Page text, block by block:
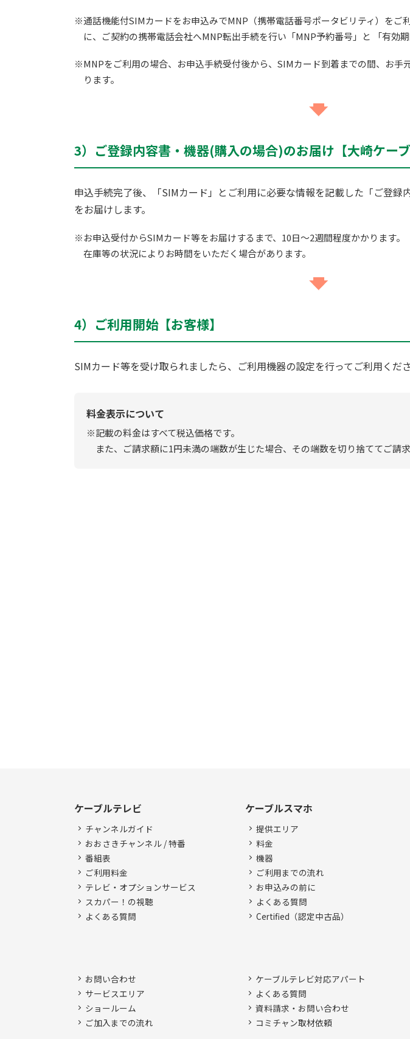
※通話機能付SIMカードをお申込みでMNP（携帯電話番号ポータビリティ）をご
に、ご契約の携帯電話会社へMNP転出手続を行い「MNP予約番号」と 「有効
※MNPをご利用の場合、お申込手続受付後から、SIMカード到着までの間、お手
ります。
3）ご登録内容書・機器(購入の場合)のお届け【大崎ケー
申込手続完了後、「SIMカード」とご利用に必要な情報を記載した「ご登録
をお届けします。
※お申込受付からSIMカード等をお届けするまで、10日～2週間程度かかります。
在庫等の状況によりお時間をいただく場合があります。
4）ご利用開始【お客様】
SIMカード等を受け取られましたら、ご利用機器の設定を行ってご利用くださ
料金表示について
※記載の料金はすべて税込価格です。
また、ご請求額に1円未満の端数が生じた場合、その端数を切り捨ててご請
ケーブルテレビ
チャンネルガイド
おおさきチャンネル / 特番
番組表
ご利用料金
テレビ・オプションサービス
スカパー！の視聴
よくある質問
ケーブルスマホ
提供エリア
料金
機器
ご利用までの流れ
お申込みの前に
よくある質問
Certified（認定中古品）
お問い合わせ
サービスエリア
ショールーム
ご加入までの流れ
ケーブルテレビ対応アパート
よくある質問
資料請求・お問い合わせ
コミチャン取材依頼